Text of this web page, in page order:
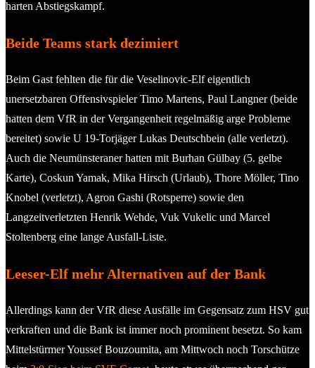
harten Abstiegskampf.
Beide Teams stark dezimiert
Beim Gast fehlten die für die Veselinovic-Elf eigentlich
unersetzbaren Offensivspieler Timo Martens, Paul Langner (beide
hatten dem VfR in der Vergangenheit regelmäßig arge Probleme
bereitet) sowie U 19-Torjäger Lukas Deutschbein (alle verletzt).
Auch die Neumünsteraner hatten mit Burhan Gülbay (5. gelbe
Karte), Coskun Yamak, Mika Hirsch (Urlaub), Thore Möller, Tino
Knobel (verletzt), Agron Gashi (Rotsperre) sowie den
Langzeitverletzten Henrik Wehde, Vuk Vukelic und Marcel
Stoltenberg eine lange Ausfall-Liste.
Leeser-Elf mehr Alternativen auf der Bank
Allerdings kann der VfR diese Ausfälle im Gegensatz zum HSV gut
verkraften und die Bank ist immer noch prominent besetzt. So kam
Mittelstürmer Youssef Bouzoumita, am Mittwoch noch Torschütze